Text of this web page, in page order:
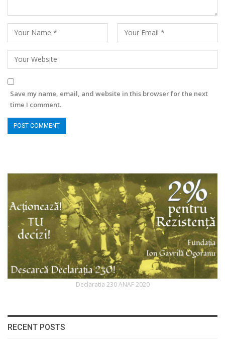
Save my name, email, and website in this browser for the next
time I comment.
Declaratia 230 ANAF 2020
RECENT POSTS